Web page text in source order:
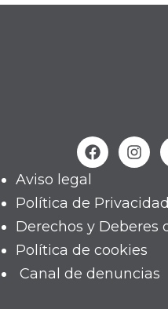
Aviso legal
Política de Privacidad
Derechos y Deberes
Política de cookies
Canal de denuncias